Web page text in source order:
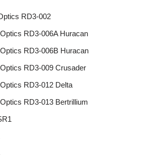
RD3-002
RD3-006A Huracan
RD3-006B Huracan
RD3-009 Crusader
RD3-012 Delta
RD3-013 Bertrillium